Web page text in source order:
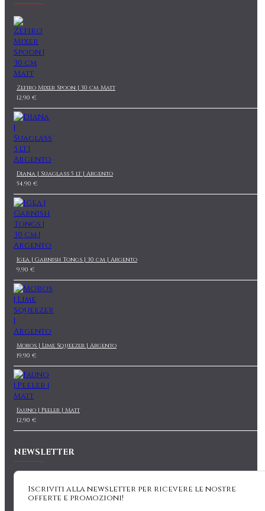
Zefiro Mixer Spoon | 30 cm Matt
12,90 €
Diana | Suaglass 5 lt | Argento
54,90 €
Igea | Garnish Tongs | 30 cm | Argento
9,90 €
Moros | Lime Squeezer | Argento
19,90 €
Fauno | Peeler | Matt
12,90 €
NEWSLETTER
Iscriviti alla newsletter per ricevere le nostre
offerte e promozioni!